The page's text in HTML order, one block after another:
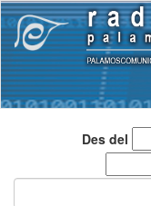
Des del